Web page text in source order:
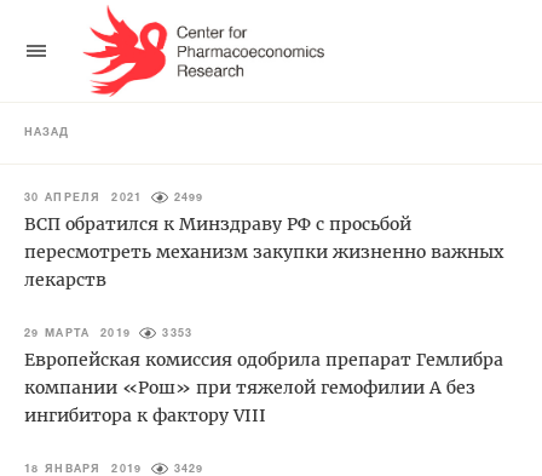
НАЗАД
30 АПРЕЛЯ 2021 2499
ВСП обратился к Минздраву РФ с просьбой
пересмотреть механизм закупки жизненно важных
лекарств
29 МАРТА 2019 3353
Европейская комиссия одобрила препарат Гемлибра
компании «Рош» при тяжелой гемофилии А без
ингибитора к фактору VIII
18 ЯНВАРЯ 2019 3429